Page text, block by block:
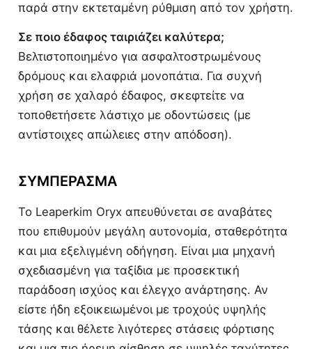
παρά στην εκτεταμένη ρύθμιση από τον χρήστη.
Σε ποιο έδαφος ταιριάζει καλύτερα;
Βελτιστοποιημένο για ασφαλτοστρωμένους
δρόμους και ελαφριά μονοπάτια. Για συχνή
χρήση σε χαλαρό έδαφος, σκεφτείτε να
τοποθετήσετε λάστιχο με οδοντώσεις (με
αντίστοιχες απώλειες στην απόδοση).
ΣΥΜΠΈΡΑΣΜΑ
Το Leaperkim Oryx απευθύνεται σε αναβάτες
που επιθυμούν μεγάλη αυτονομία, σταθερότητα
και μια εξελιγμένη οδήγηση. Είναι μια μηχανή
σχεδιασμένη για ταξίδια με προσεκτική
παράδοση ισχύος και έλεγχο ανάρτησης. Αν
είστε ήδη εξοικειωμένοι με τροχούς υψηλής
τάσης και θέλετε λιγότερες στάσεις φόρτισης